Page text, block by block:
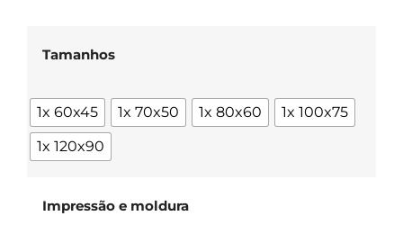
Tamanhos
1x 60x45 1x 70x50 1x 80x60
1x 100x75
1x 120x90
Impressão e moldura